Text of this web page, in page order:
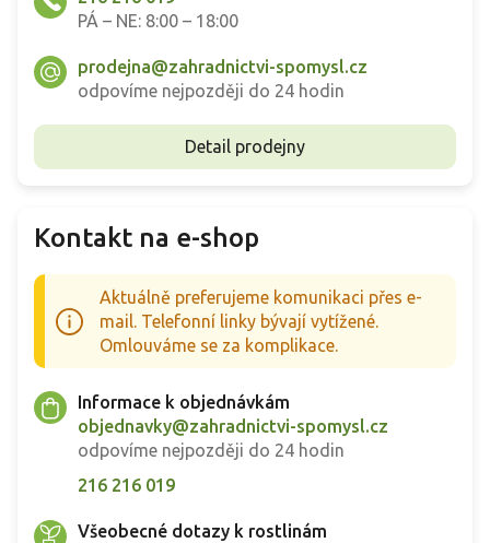
PÁ – NE: 8:00 – 18:00
prodejna@zahradnictvi-spomysl.cz
odpovíme nejpozději do 24 hodin
Detail prodejny
Kontakt na e-shop
Aktuálně preferujeme komunikaci přes e-
mail. Telefonní linky bývají vytížené.
Omlouváme se za komplikace.
Informace k objednávkám
objednavky@zahradnictvi-spomysl.cz
odpovíme nejpozději do 24 hodin
216 216 019
Všeobecné dotazy k rostlinám